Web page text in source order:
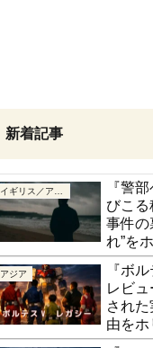
新着記事
『警
びこる
事件の
れ”を
控えめ
アジア
『ボ
レビ
され
由をホ
控えめ